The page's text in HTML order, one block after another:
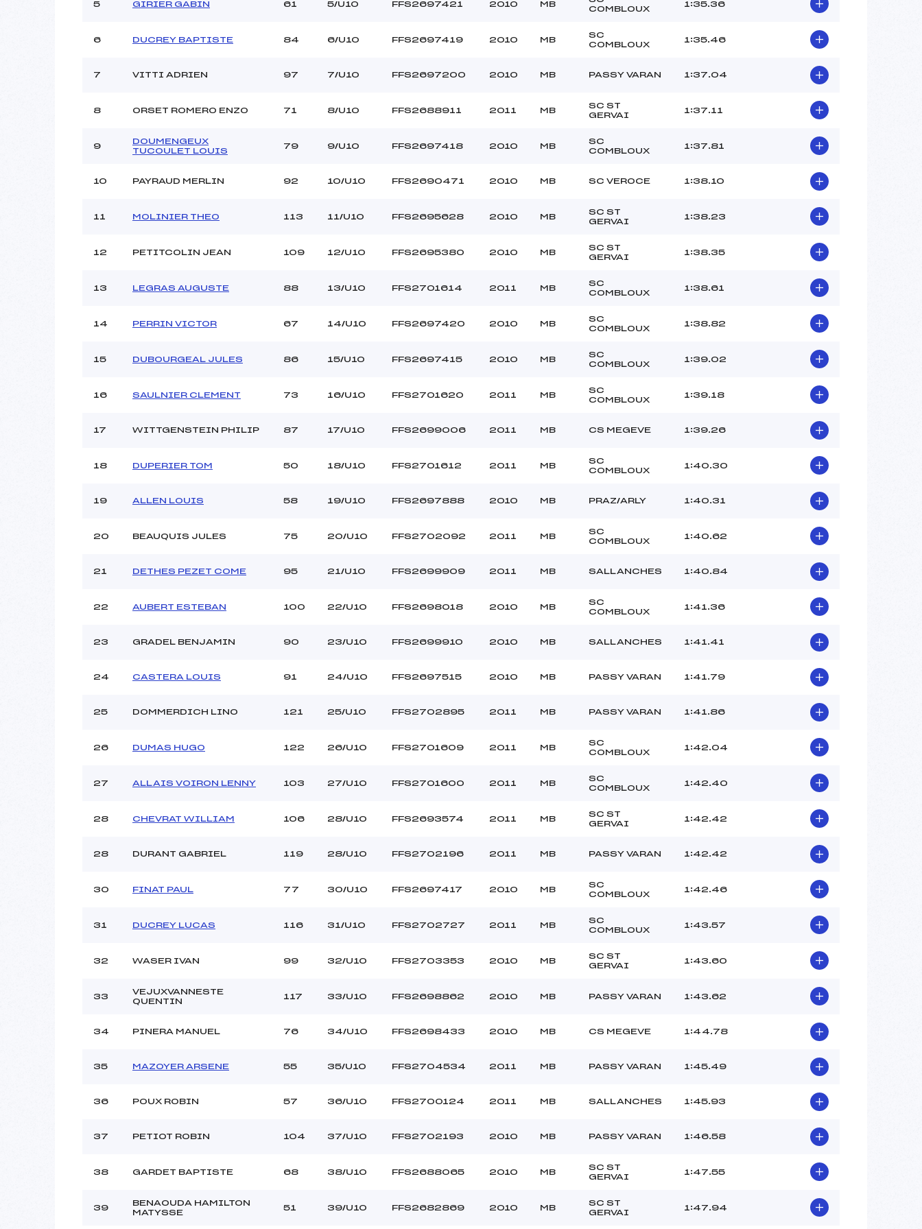
Température départ :
-3
Pénalité appliquée :
–
5 GIRIER GABIN 61 5/U10 FFS2697421 2010 MB
COMBLOUX
1:35.36
6 DUCREY BAPTISTE 84 6/U10 FFS2697419 2010 MB
SC
COMBLOUX
1:35.46
7 VITTI ADRIEN 97 7/U10 FFS2697200 2010 MB PASSY VARAN 1:37.04
8 ORSET ROMERO ENZO 71 8/U10 FFS2688911 2011 MB
SC ST
GERVAI
1:37.11
9
DOUMENGEUX
TUCOULET LOUIS
79 9/U10 FFS2697418 2010 MB
SC
COMBLOUX
1:37.81
10 PAYRAUD MERLIN 92 10/U10 FFS2690471 2010 MB SC VEROCE 1:38.10
11 MOLINIER THEO 113 11/U10 FFS2695628 2010 MB
SC ST
GERVAI
1:38.23
12 PETITCOLIN JEAN 109 12/U10 FFS2695380 2010 MB
SC ST
GERVAI
1:38.35
13 LEGRAS AUGUSTE 88 13/U10 FFS2701614 2011 MB
SC
COMBLOUX
1:38.61
14 PERRIN VICTOR 67 14/U10 FFS2697420 2010 MB
SC
COMBLOUX
1:38.82
15 DUBOURGEAL JULES 86 15/U10 FFS2697415 2010 MB
SC
COMBLOUX
1:39.02
16 SAULNIER CLEMENT 73 16/U10 FFS2701620 2011 MB
SC
COMBLOUX
1:39.18
17 WITTGENSTEIN PHILIP 87 17/U10 FFS2699006 2011 MB CS MEGEVE 1:39.26
18 DUPERIER TOM 50 18/U10 FFS2701612 2011 MB
SC
COMBLOUX
1:40.30
19 ALLEN LOUIS 58 19/U10 FFS2697888 2010 MB PRAZ/ARLY 1:40.31
20 BEAUQUIS JULES 75 20/U10 FFS2702092 2011 MB
SC
COMBLOUX
1:40.62
21 DETHES PEZET COME 95 21/U10 FFS2699909 2011 MB SALLANCHES 1:40.84
22 AUBERT ESTEBAN 100 22/U10 FFS2698018 2010 MB
SC
COMBLOUX
1:41.36
23 GRADEL BENJAMIN 90 23/U10 FFS2699910 2010 MB SALLANCHES 1:41.41
24 CASTERA LOUIS 91 24/U10 FFS2697515 2010 MB PASSY VARAN 1:41.79
25 DOMMERDICH LINO 121 25/U10 FFS2702895 2011 MB PASSY VARAN 1:41.86
26 DUMAS HUGO 122 26/U10 FFS2701609 2011 MB
SC
COMBLOUX
1:42.04
27 ALLAIS VOIRON LENNY 103 27/U10 FFS2701600 2011 MB
SC
COMBLOUX
1:42.40
28 CHEVRAT WILLIAM 106 28/U10 FFS2693574 2011 MB
SC ST
GERVAI
1:42.42
28 DURANT GABRIEL 119 28/U10 FFS2702196 2011 MB PASSY VARAN 1:42.42
30 FINAT PAUL 77 30/U10 FFS2697417 2010 MB
SC
COMBLOUX
1:42.46
31 DUCREY LUCAS 116 31/U10 FFS2702727 2011 MB
SC
COMBLOUX
1:43.57
32 WASER IVAN 99 32/U10 FFS2703353 2010 MB
SC ST
GERVAI
1:43.60
33
VEJUXVANNESTE
QUENTIN
117 33/U10 FFS2698862 2010 MB PASSY VARAN 1:43.62
34 PINERA MANUEL 76 34/U10 FFS2698433 2010 MB CS MEGEVE 1:44.78
35 MAZOYER ARSENE 55 35/U10 FFS2704534 2011 MB PASSY VARAN 1:45.49
36 POUX ROBIN 57 36/U10 FFS2700124 2011 MB SALLANCHES 1:45.93
37 PETIOT ROBIN 104 37/U10 FFS2702193 2010 MB PASSY VARAN 1:46.58
38 GARDET BAPTISTE 68 38/U10 FFS2688065 2010 MB
SC ST
GERVAI
1:47.55
39
BENAOUDA HAMILTON
MATYSSE
51 39/U10 FFS2682869 2010 MB
SC ST
GERVAI
1:47.94